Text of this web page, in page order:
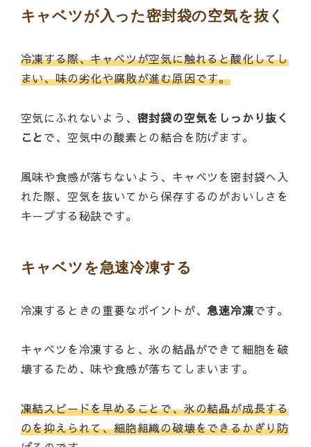
キャベツが入った密封袋の空気を抜く
冷凍する際、キャベツが空気に触れると酸化してし
まい、味の劣化や腐敗が進む原因です。
空気にふれないよう、 密封袋の空気をしっかり抜く
ことで、空気中の酸素との結合を防げます。
風味や食感が落ちないよう、キャベツを密封袋へ入
れた際、空気を抜いてから保存するのがおいしさを
キープする秘訣です。
キャベツを急速冷凍する
冷凍するときの重要なポイントが、 急速冷凍です。
キャベツを冷凍すると、氷の結晶ができて細胞を破
壊するため、味や食感が落ちてしまいます。
凍結スピードを早めることで、氷の結晶が成長する
のを抑えられて、細胞組織の破壊をできるかぎり防